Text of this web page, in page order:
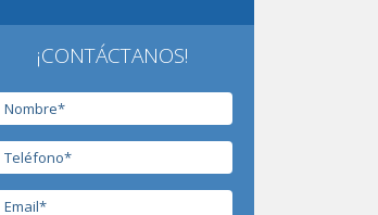
¡CONTÁCTANOS!